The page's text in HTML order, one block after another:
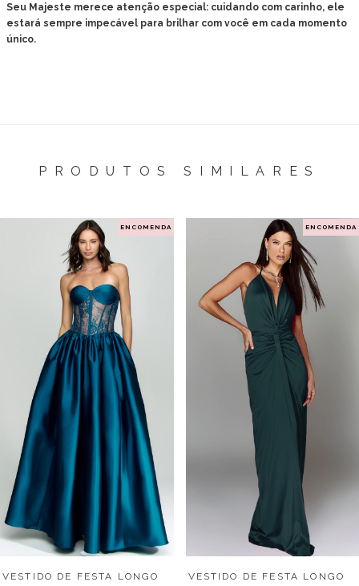
Seu Majeste merece atenção especial: cuidando com carinho, ele
estará sempre impecável para brilhar com você em cada momento
único.
PRODUTOS SIMILARES
ENCOMENDA
VESTIDO DE FESTA LONGO
ENCOMENDA
VESTIDO DE FESTA LONGO